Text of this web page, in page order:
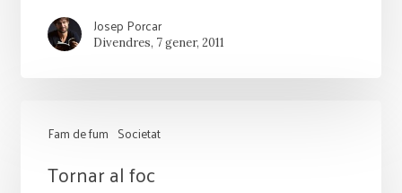
Estats,
pirates
Josep Porcar
Divendres, 7 gener, 2011
Fam de fum Societat
TornarTornar al foc